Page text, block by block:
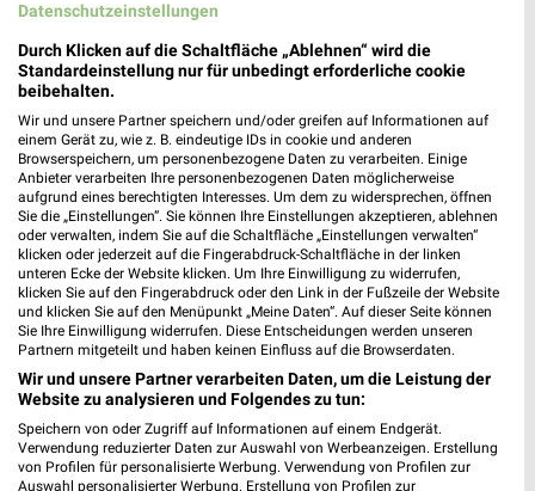
Jetzt alle "Urlaub & Reisen" Themen entdecken!
Datenschutzeinstellungen
Durch Klicken auf die Schaltfläche „Ablehnen“ wird die
Standardeinstellung nur für unbedingt erforderliche cookie
beibehalten.
Wir und unsere Partner speichern und/oder greifen auf Informationen auf
einem Gerät zu, wie z. B. eindeutige IDs in cookie und anderen
Browserspeichern, um personenbezogene Daten zu verarbeiten. Einige
Anbieter verarbeiten Ihre personenbezogenen Daten möglicherweise
aufgrund eines berechtigten Interesses. Um dem zu widersprechen, öffnen
Sie die „Einstellungen“. Sie können Ihre Einstellungen akzeptieren, ablehnen
oder verwalten, indem Sie auf die Schaltfläche „Einstellungen verwalten“
klicken oder jederzeit auf die Fingerabdruck-Schaltfläche in der linken
unteren Ecke der Website klicken. Um Ihre Einwilligung zu widerrufen,
klicken Sie auf den Fingerabdruck oder den Link in der Fußzeile der Website
und klicken Sie auf den Menüpunkt „Meine Daten“. Auf dieser Seite können
Sie Ihre Einwilligung widerrufen. Diese Entscheidungen werden unseren
Partnern mitgeteilt und haben keinen Einfluss auf die Browserdaten.
Wir und unsere Partner verarbeiten Daten, um die Leistung der
Website zu analysieren und Folgendes zu tun:
Speichern von oder Zugriff auf Informationen auf einem Endgerät.
Verwendung reduzierter Daten zur Auswahl von Werbeanzeigen. Erstellung
von Profilen für personalisierte Werbung. Verwendung von Profilen zur
Auswahl personalisierter Werbung. Erstellung von Profilen zur